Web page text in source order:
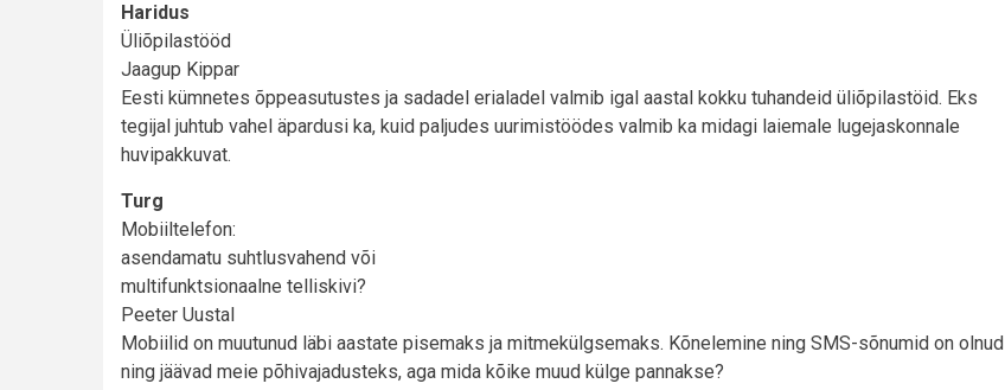
Haridus
Üliõpilastööd
Jaagup Kippar
Eesti kümnetes õppeasutustes ja sadadel erialadel valmib igal aastal kokku tuhandeid üliõpilastöid. Eks
tegijal juhtub vahel äpardusi ka, kuid paljudes uurimistöödes valmib ka midagi laiemale lugejaskonnale
huvipakkuvat.
Turg
Mobiiltelefon:
asendamatu suhtlusvahend või
multifunktsionaalne telliskivi?
Peeter Uustal
Mobiilid on muutunud läbi aastate pisemaks ja mitmekülgsemaks. Kõnelemine ning SMS-sõnumid on olnud
ning jäävad meie põhivajadusteks, aga mida kõike muud külge pannakse?